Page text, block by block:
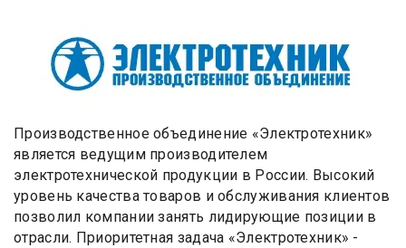
Производственное объединение «Электротехник»
является ведущим производителем
электротехнической продукции в России. Высокий
уровень качества товаров и обслуживания клиентов
позволил компании занять лидирующие позиции в
отрасли. Приоритетная задача «Электротехник» -